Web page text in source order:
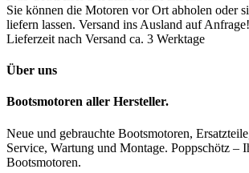
Sie können die Motoren vor Ort abholen oder
liefern lassen. Versand ins Ausland auf Anfrage!
Lieferzeit nach Versand ca. 3 Werktage
Über uns
Bootsmotoren aller Hersteller.
Neue und gebrauchte Bootsmotoren,
Service, Wartung und Montage. Poppschötz –
Bootsmotoren.